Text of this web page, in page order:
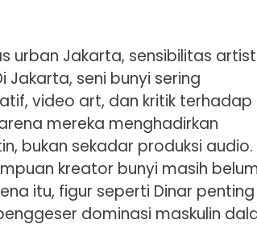
urban Jakarta, sensibilitas
Jakarta, seni bunyi sering
video art, dan kritik terhadap
mereka menghadirkan
bukan sekadar produksi audio.
kreator bunyi masih
itu, figur seperti Dinar penting
dominasi maskulin